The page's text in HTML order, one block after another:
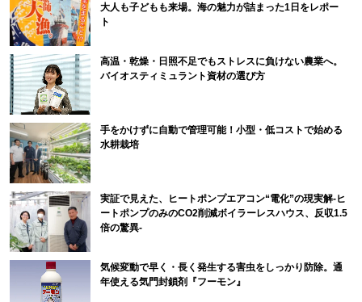
大人も子どもも来場。海の魅力が詰まった1日をレポー
ト
高温・乾燥・日照不足でもストレスに負けない農業へ。
バイオスティミュラント資材の選び方
手をかけずに自動で管理可能！小型・低コストで始める
水耕栽培
実証で見えた、ヒートポンプエアコン“電化”の現実解-ヒ
ートポンプのみのCO2削減ボイラーレスハウス、反収1.5
倍の驚異-
気候変動で早く・長く発生する害虫をしっかり防除。通
年使える気門封鎖剤『フーモン』